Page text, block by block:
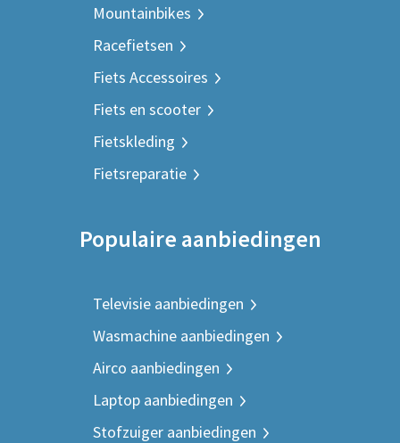
Mountainbikes
Racefietsen
Fiets Accessoires
Fiets en scooter
Fietskleding
Fietsreparatie
Populaire aanbiedingen
Televisie aanbiedingen
Wasmachine aanbiedingen
Airco aanbiedingen
Laptop aanbiedingen
Stofzuiger aanbiedingen